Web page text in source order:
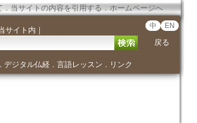
．当サイトの内容を引用する．ホームページへ
サイト内 ｜ 中 EN
戻る
． デジタル仏経． 言語レッスン ． リンク